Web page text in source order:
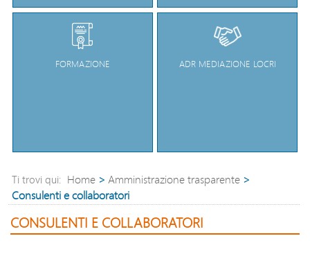
FORMAZIONE ADR MEDIAZIONE LOCRI
Ti trovi qui: Home > Amministrazione trasparente >
Consulenti e collaboratori
CONSULENTI E COLLABORATORI